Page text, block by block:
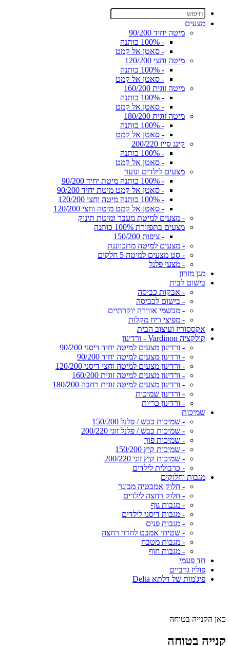
מצעים
מיטה יחיד 90/200
- 100% כותנה
- סאטן אל קמט
מיטה וחצי 120/200
- 100% כותנה
- סאטן אל קמט
מיטה זוגית 160/200
- 100% כותנה
- סאטן אל קמט
מיטה זוגית 180/200
- 100% כותנה
- סאטן אל קמט
קינג סייז 200/220
- 100% כותנה
- סאטן אל קמט
מצעים לילדים ונוער
- 100% כותנה מיטת יחיד 90/200
- סאטן אל קמט מיטת יחיד 90/200
- 100% כותנה מיטה וחצי 120/200
- סאטן אל קמט מיטה וחצי 120/200
- מצעים למיטת מעבר ומיטת תינוק
מצעים בתפזורת 100% כותנה
- ציפות 150/200
- מצעים למיטה מתכווננת
- סט מצעים למיטה 5 חלקים
- מצעי פלנל
מגן מזרון
בישום לבית
- אבקות כביסה
- בישום לכביסה
- מבשמי אווירה יוקרתיים
- מפיצי ריח מקלות
אקססוריז ועיצוב הבית
קולקציה Vardinon - ורדינון
- ורדינון מצעים למיטה יחיד דיסני 90/200
- ורדינון מצעים למיטה יחיד 90/200
- ורדינון מצעים למיטה וחצי דיסני 120/200
- ורדינון מצעים למיטה זוגית 160/200
- ורדינון מצעים למיטה זוגית רחבה 180/200
- ורדינון שמיכות
- ורדינון כריות
שמיכות
- שמיכות כבש / פלנל 150/200
- שמיכות כבש / פלנל זוגי 200/220
- שמיכות פוך
- שמיכות קיץ 150/200
- שמיכות קיץ זוגי 200/220
- כרבולית לילדים
מגבות וחלוקים
- חלוק אמבטיה מבוגר
- חלוק רחצה לילדים
- מגבות גוף
- מגבות דיסני לילדים
- מגבות פנים
- שטיחי אמבט לחדר רחצה
- מגבות מטבח
- מגבות חוף
חד פעמי
פוליז גרביים
פיג'מות של דלתא Delta
כאן הקנייה בטוחה
קנייה בטוחה